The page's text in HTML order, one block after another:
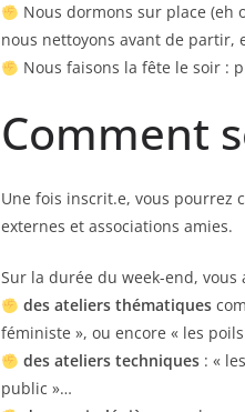
Nous dormons sur place (eh
nous nettoyons avant de partir,
Nous faisons la fête le soir :
Comment
Une fois inscrit.e, vous pourrez
externes et associations amies.
Sur la durée du week-end, vous
des ateliers thématiques
féministe », ou encore « les
des ateliers techniques: «
public »…